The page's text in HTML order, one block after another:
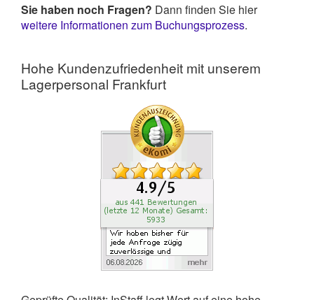
Sie haben noch Fragen? Dann finden Sie hier
weitere Informationen zum Buchungsprozess.
Hohe Kundenzufriedenheit mit unserem
Lagerpersonal Frankfurt